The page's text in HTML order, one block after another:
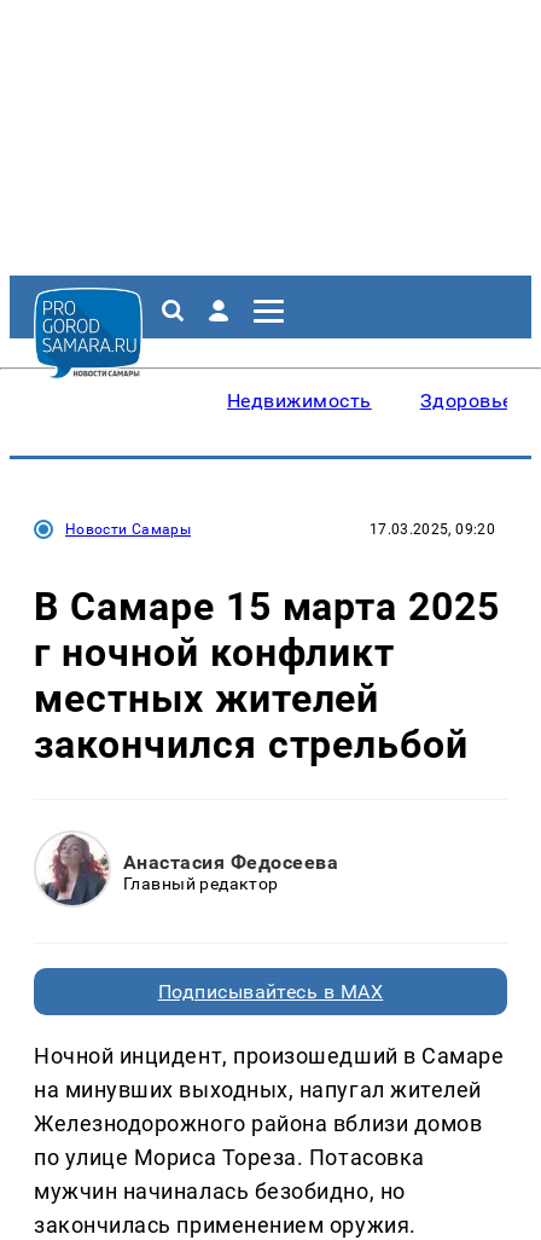
Недвижимость Здоровье
Новости Самары 17.03.2025, 09:20
В Самаре 15 марта 2025
г ночной конфликт
местных жителей
закончился стрельбой
Анастасия Федосеева
Главный редактор
Подписывайтесь в MAX
Ночной инцидент, произошедший в Самаре
на минувших выходных, напугал жителей
Железнодорожного района вблизи домов
по улице Мориса Тореза. Потасовка
мужчин начиналась безобидно, но
закончилась применением оружия.